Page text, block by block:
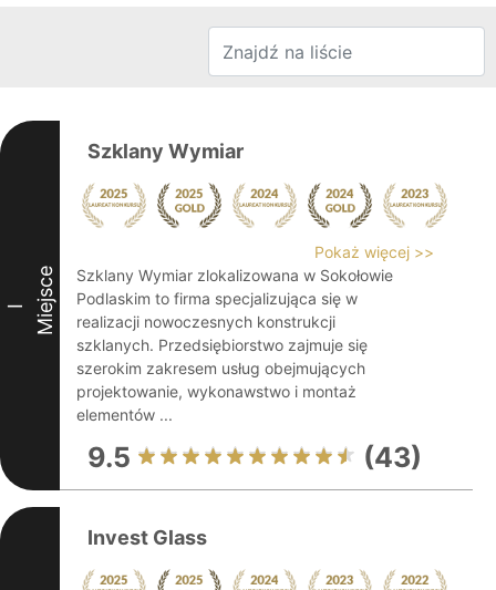
I Miejsce
Szklany Wymiar
Pokaż więcej >>
Szklany Wymiar zlokalizowana w Sokołowie
Podlaskim to firma specjalizująca się w
realizacji nowoczesnych konstrukcji
szklanych. Przedsiębiorstwo zajmuje się
szerokim zakresem usług obejmujących
projektowanie, wykonawstwo i montaż
elementów ...
9.5 (43)
Invest Glass